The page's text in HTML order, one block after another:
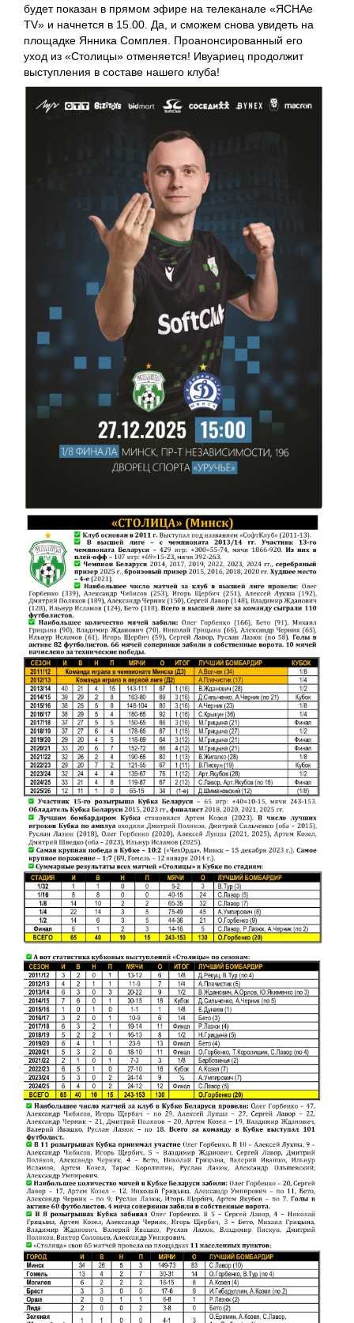
будет показан в прямом эфире на телеканале «ЯСНАе
TV» и начнется в 15.00. Да, и сможем снова увидеть на
площадке Янника Сомплея. Проанонсированный его
уход из «Столицы» отменяется! Ивуариец продолжит
выступления в составе нашего клуба!